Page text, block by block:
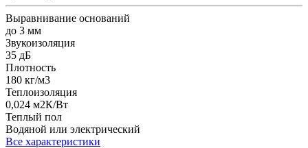
Выравнивание оснований
до 3 мм
Звукоизоляция
35 дБ
Плотность
180 кг/м3
Теплоизоляция
0,024 м2К/Вт
Теплый пол
Водяной или электрический
Все характеристики